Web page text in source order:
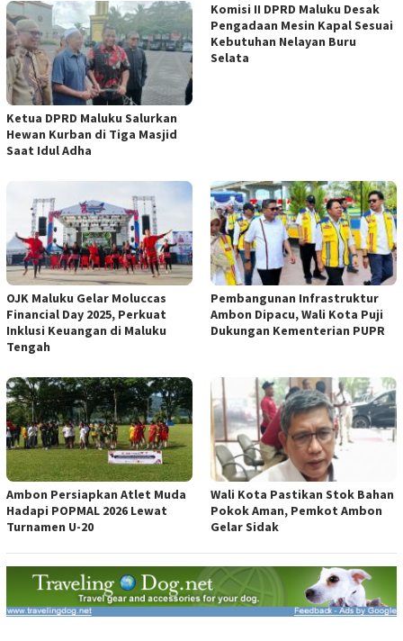
Ketua DPRD Maluku Salurkan
Hewan Kurban di Tiga Masjid
Saat Idul Adha
Komisi II DPRD Maluku Desak
Pengadaan Mesin Kapal Sesuai
Kebutuhan Nelayan Buru
Selata
OJK Maluku Gelar Moluccas
Financial Day 2025, Perkuat
Inklusi Keuangan di Maluku
Tengah
Pembangunan Infrastruktur
Ambon Dipacu, Wali Kota Puji
Dukungan Kementerian PUPR
Ambon Persiapkan Atlet Muda
Hadapi POPMAL 2026 Lewat
Turnamen U-20
Wali Kota Pastikan Stok Bahan
Pokok Aman, Pemkot Ambon
Gelar Sidak